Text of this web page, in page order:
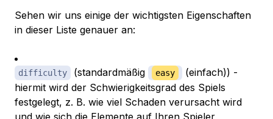
Sehen wir uns einige der wichtigsten Eigenschaften
in dieser Liste genauer an:
difficulty (standardmäßig easy
(einfach)) -
hiermit wird der Schwierigkeitsgrad des Spiels
festgelegt, z. B. wie viel Schaden verursacht wird